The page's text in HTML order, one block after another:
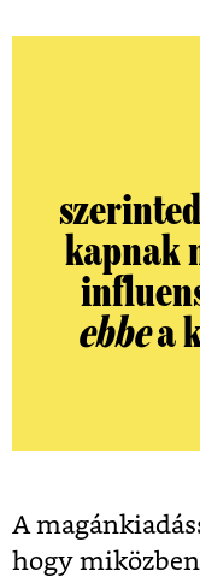
kapnak
ebbea
A
hogy